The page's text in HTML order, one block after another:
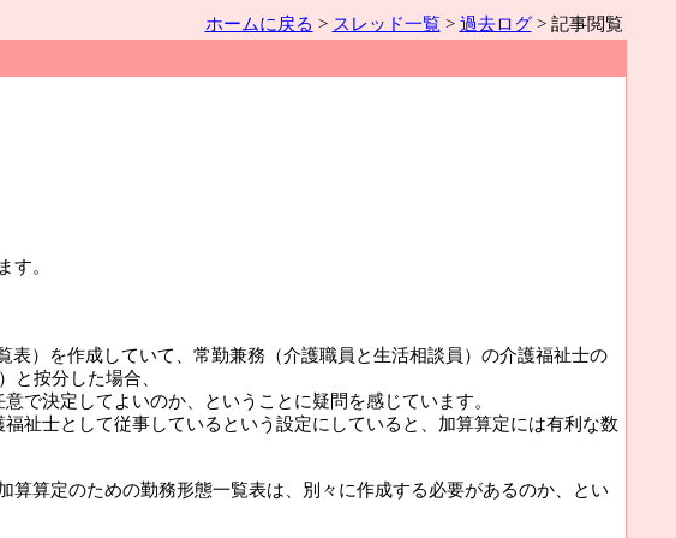
ホームに戻る > スレッド一覧> 過去ログ> 記事閲覧
す。
）を作成していて、常勤兼務（介護職員と生活相談員）の介護福祉士の
と按分した場合、
で決定してよいのか、ということに疑問を感じています。
祉士として従事しているという設定にしていると、加算算定には有利な数
算定のための勤務形態一覧表は、別々に作成する必要があるのか、とい